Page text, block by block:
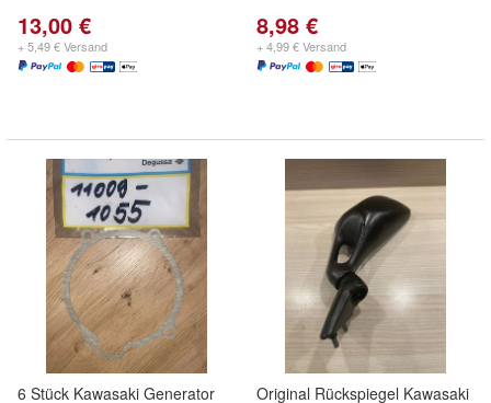
13,00 €
+ 5,49 € Versand
8,98 €
+ 4,99 € Versand
6 Stück Kawasaki Generator
Original Rückspiegel Kawasaki